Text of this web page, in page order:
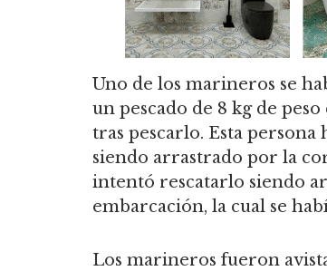
Uno de los marineros se
un pescado de 8 kg de
tras pescarlo. Esta
siendo arrastrado por la
intentó rescatarlo siendo
embarcación, la cual se
Los marineros fueron